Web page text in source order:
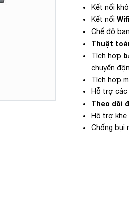
Kết nối
Kết nối
Chế độ
Thuật
Tích hợp
chuyển
Tích hợp
Hỗ trợ các
Theo dõi
Hỗ trợ khe
Chống bụi